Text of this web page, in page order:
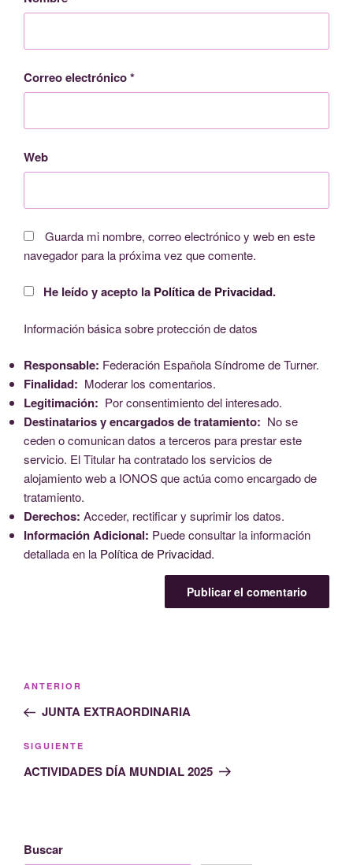
Correo electrónico*
Web
Guarda mi nombre, correo electrónico y web en este
navegador para la próxima vez que comente.
He leído y acepto la Política de Privacidad.
Información básica sobre protección de datos
Responsable: Federación Española Síndrome de Turner.
Finalidad: Moderar los comentarios.
Legitimación: Por consentimiento del interesado.
Destinatarios y encargados de tratamiento: No se
ceden o comunican datos a terceros para prestar este
servicio. El Titular ha contratado los servicios de
alojamiento web a IONOS que actúa como encargado de
tratamiento.
Derechos: Acceder, rectificar y suprimir los datos.
Información Adicional: Puede consultar la información
detallada en la Política de Privacidad.
Navegación
entradas
Entrada
anterior:
ANTERIOR
JUNTA EXTRAORDINARIA
Siguiente
entrada
SIGUIENTE
ACTIVIDADES DÍA MUNDIAL 2025
Buscar